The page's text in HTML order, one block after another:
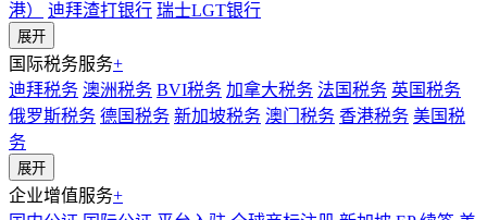
港）
迪拜渣打银行 瑞士LGT银行
展开
国际税务服务+
迪拜税务 澳洲税务 BVI税务 加拿大税务 法国税务 英国税务
俄罗斯税务 德国税务 新加坡税务 澳门税务 香港税务 美国税
务
展开
企业增值服务+